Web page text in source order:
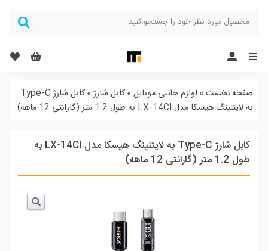
Menu
صفحه نخست» لوازم جانبی موبایل»کابل شارژ»
کابل شارژ Type-C
به لایتنینگ هیسکا مدل LX-14CI به طول 1.2 متر (گارانتی 12 ماهه)
کابل شارژ Type-C به لایتنینگ هیسکا مدل LX-14CI به
طول 1.2 متر (گارانتی 12 ماهه)